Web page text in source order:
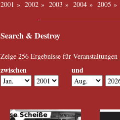
2001 » 2002 » 2003 » 2004 » 2005
Search & Destroy
Zeige 256 Ergebnisse für Veranstaltungen
zwischen
Monat
Jahr
und
Monat
Jahr